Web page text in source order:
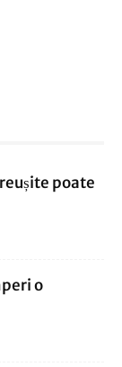
poate
o